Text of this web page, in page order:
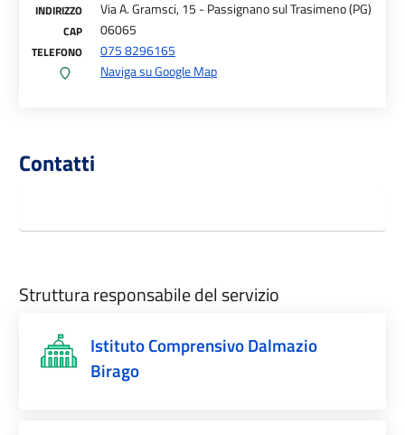
INDIRIZZO Via A. Gramsci, 15 - Passignano sul Trasimeno (PG)
CAP 06065
TELEFONO
075 8296165
Naviga su Google Map
Contatti
Struttura responsabile del servizio
Istituto Comprensivo Dalmazio
Birago